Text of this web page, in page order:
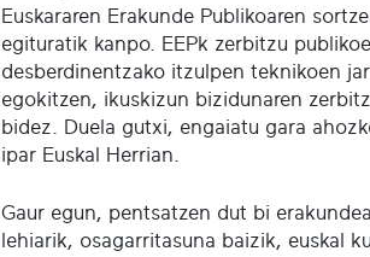
Euskararen Erakunde Publikoaren
egituratik kanpo. EEPk zerbitzu
desberdinentzako itzulpen teknikoen
egokitzen, ikuskizun bizidunaren
bidez. Duela gutxi, engaiatu gara
ipar Euskal Herrian.
Gaur egun, pentsatzen dut bi
lehiarik, osagarritasuna baizik, euskal